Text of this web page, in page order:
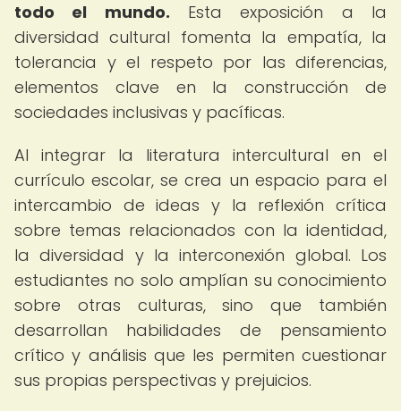
todo el mundo. Esta exposición a la
diversidad cultural fomenta la empatía, la
tolerancia y el respeto por las diferencias,
elementos clave en la construcción de
sociedades inclusivas y pacíficas.
Al integrar la literatura intercultural en el
currículo escolar, se crea un espacio para el
intercambio de ideas y la reflexión crítica
sobre temas relacionados con la identidad,
la diversidad y la interconexión global. Los
estudiantes no solo amplían su conocimiento
sobre otras culturas, sino que también
desarrollan habilidades de pensamiento
crítico y análisis que les permiten cuestionar
sus propias perspectivas y prejuicios.